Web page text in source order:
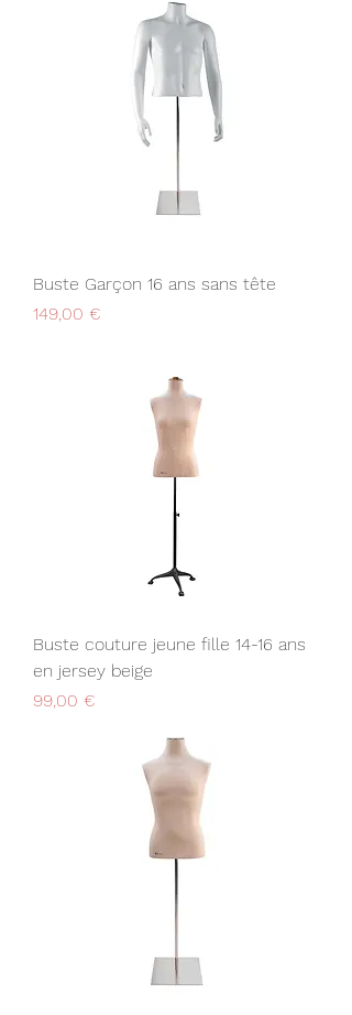
Buste Garçon 16 ans sans tête
Prix
149,00 €
Buste couture jeune fille 14-16 ans
en jersey beige
Prix
99,00 €